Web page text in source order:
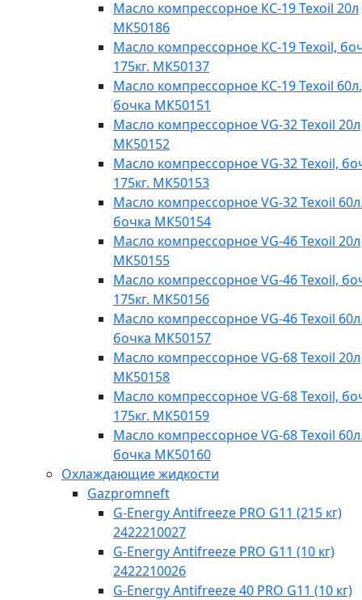
Масло компрессорное КС-19 Texoil 20л
МК50186
Масло компрессорное КС-19 Texoil,
175кг. МК50137
Масло компрессорное КС-19 Texoil
бочка МК50151
Масло компрессорное VG-32 Texoil 20л
МК50152
Масло компрессорное VG-32 Texoil,
175кг. МК50153
Масло компрессорное VG-32 Texoil
бочка МК50154
Масло компрессорное VG-46 Texoil 20л
МК50155
Масло компрессорное VG-46 Texoil,
175кг. МК50156
Масло компрессорное VG-46 Texoil
бочка МК50157
Масло компрессорное VG-68 Texoil 20л
МК50158
Масло компрессорное VG-68 Texoil,
175кг. МК50159
Масло компрессорное VG-68 Texoil
бочка МК50160
Охлаждающие жидкости
Gazpromneft
G-Energy Antifreeze PRO G11 (215 кг)
2422210027
G-Energy Antifreeze PRO G11 (10 кг)
2422210026
G-Energy Antifreeze 40 PRO G11 (10 кг)